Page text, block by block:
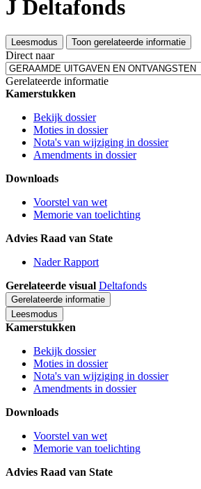
J Deltafonds
Leesmodus Toon gerelateerde informatie
Direct naar
Gerelateerde informatie
Kamerstukken
Bekijk dossier
Moties in dossier
Nota's van wijziging in dossier
Amendments in dossier
Downloads
Voorstel van wet
Memorie van toelichting
Advies Raad van State
Nader Rapport
Gerelateerde visual Deltafonds
Gerelateerde informatie
Leesmodus
Kamerstukken
Bekijk dossier
Moties in dossier
Nota's van wijziging in dossier
Amendments in dossier
Downloads
Voorstel van wet
Memorie van toelichting
Advies Raad van State